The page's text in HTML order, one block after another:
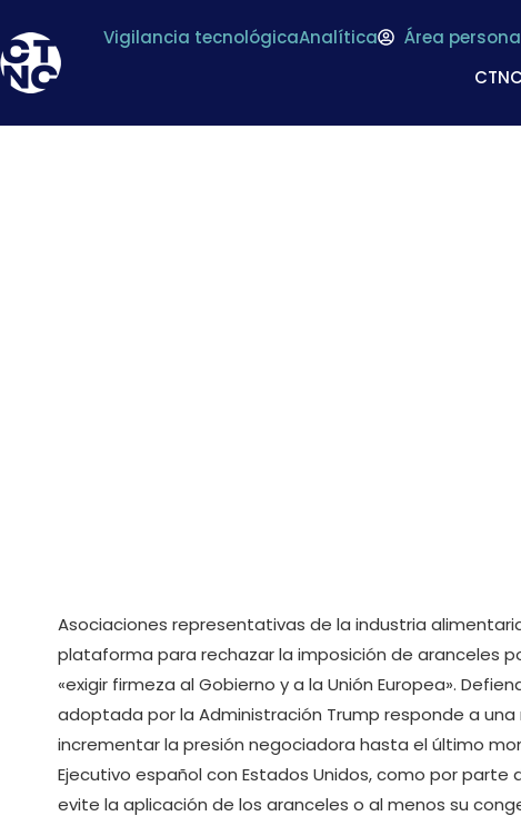
Vigilancia tecnológicaAnalítica
Área
CTNC
Asociaciones representativas de la industria
plataforma para rechazar la imposición de aranceles
«exigir firmeza al Gobierno y a la Unión Europea».
adoptada por la Administración Trump responde a
incrementar la presión negociadora hasta el último
Ejecutivo español con Estados Unidos, como por parte
evite la aplicación de los aranceles o al menos su